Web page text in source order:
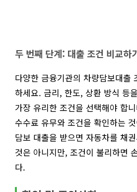
두 번째 단계: 대출 조건 비교하
다양한 금융기관의 차량담보대출
하세요. 금리, 한도, 상환 방식 등
가장 유리한 조건을 선택해야 합
수수료 유무와 조건을 확인하는
담보 대출을 받으면 자동차를 채
것은 아니지만, 조건이 불리하면
다.